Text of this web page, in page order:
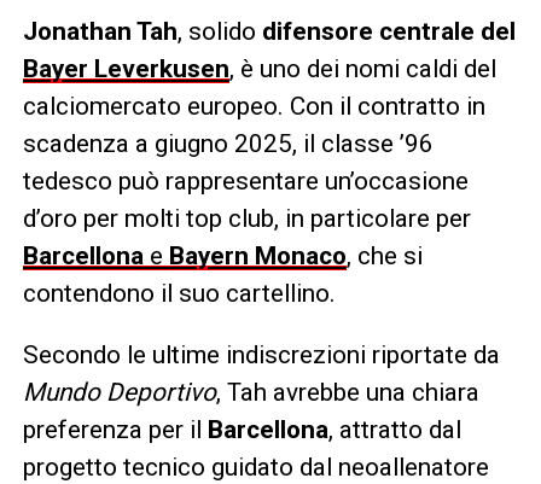
Jonathan Tah, solido difensore centrale del
Bayer Leverkusen, è uno dei nomi caldi del
calciomercato europeo. Con il contratto in
scadenza a giugno 2025, il classe ’96
tedesco può rappresentare un’occasione
d’oro per molti top club, in particolare per
Barcellonae Bayern Monaco, che si
contendono il suo cartellino.
Secondo le ultime indiscrezioni riportate da
Mundo Deportivo, Tah avrebbe una chiara
preferenza per il Barcellona, attratto dal
progetto tecnico guidato dal neoallenatore